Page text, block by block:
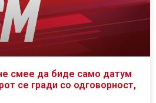
смее да биде само датум
се гради со одговорност,